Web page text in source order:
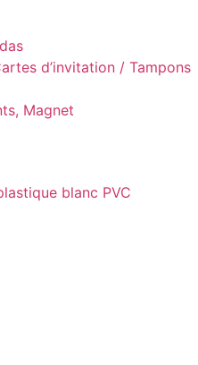
d’invitation / Tampons
Magnet